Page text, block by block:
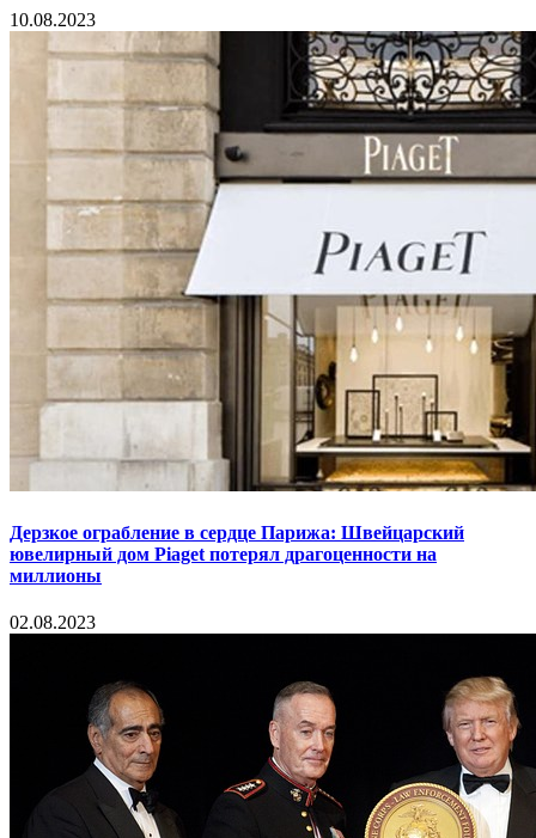
10.08.2023
Дерзкое ограбление в сердце Парижа: Швейцарский
ювелирный дом Piaget потерял драгоценности на
миллионы
02.08.2023